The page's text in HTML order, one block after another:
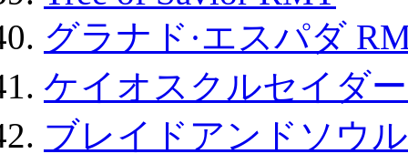
グラナド·エスパダ
ケイオスクルセイダ
ブレイドアンドソウ